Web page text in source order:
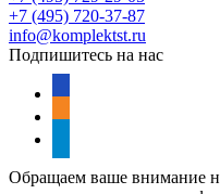
+7 (495) 720-37-87
info@komplektst.ru
Подпишитесь на нас
Обращаем ваше внимание